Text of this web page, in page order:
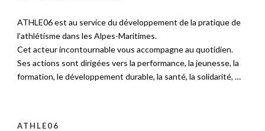
ATHLE06 est au service du développement de la pratique de
l’athlétisme dans les Alpes-Maritimes.
Cet acteur incontournable vous accompagne au quotidien.
Ses actions sont dirigées vers la performance, la jeunesse, la
formation, le développement durable, la santé, la solidarité, …
ATHLE06